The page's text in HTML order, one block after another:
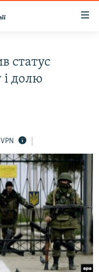
статус
і долю